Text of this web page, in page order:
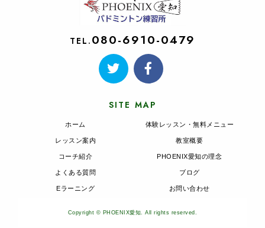
TEL. 080-6910-0479
SITE MAP
ホーム
レッスン案内
コーチ紹介
よくある質問
Eラーニング
体験レッスン・無料メニュー
教室概要
PHOENIX愛知の理念
ブログ
お問い合わせ
Copyright © PHOENIX愛知. All rights reserved.